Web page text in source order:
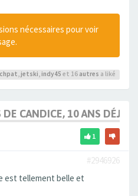
nécessaires pour voir
, jetski, indy45 et 16 autres a liké
DE CANDICE, 10 ANS DÉJÀ,
1
#2946926
est tellement belle et